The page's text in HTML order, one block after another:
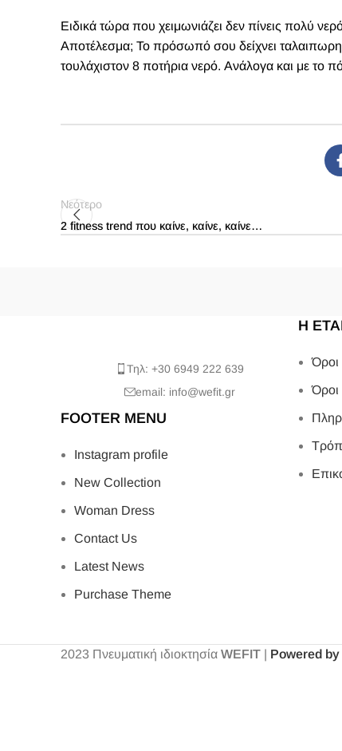
Ειδικά τώρα που χειμωνιάζει δεν πίνεις πολύ
Αποτέλεσμα; Το πρόσωπό σου δείχνει
τουλάχιστον 8 ποτήρια νερό. Ανάλογα και με το
Νεότερο
2 fitness trend που καίνε, καίνε, καίνε…
Τηλ: +30 6949 222 639
email: info@wefit.gr
FOOTER MENU
Instagram profile
New Collection
Woman Dress
Contact Us
Latest News
Purchase Theme
Η
Όροι
Όροι
2023 Πνευματική ιδιοκτησία WEFIT | Powered by